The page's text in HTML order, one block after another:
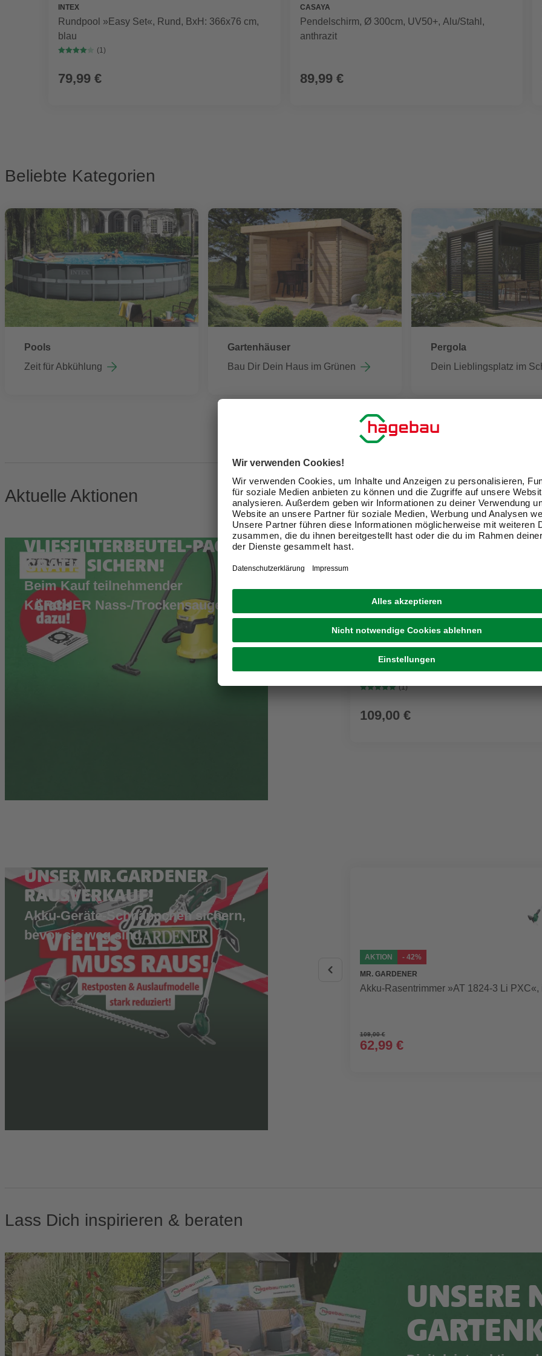
INTEX
Rundpool »Easy Set«, Rund, BxH: 366x76 cm,
blau
(1)
79,99 €
CASAYA
Pendelschirm, Ø 300cm, UV50+, Alu/Stahl,
anthrazit
89,99 €
Beliebte Kategorien
Pools
Zeit für Abkühlung
Gartenhäuser
Bau Dir Dein Haus im Grünen
Pergola
Dein Lieblingsplatz im
Aktuelle Aktionen
VLIESFILTERBEUTEL-PACK
GRATIS SICHERN!
Beim Kauf teilnehmender
KÄRCHER Nass-/Trockensauger
GRATIS ZUGABE
KÄRCHER
Nass-/Trockensauger WD 3 P V-17/4/20
Kunststoffbehälter
(1)
109,00 €
UNSER MR.GARDENER
RAUSVERKAUF!
Akku-Geräte-Schnäppchen sichern,
bevor sie weg sind
AKTION
- 42%
MR. GARDENER
Akku-Rasentrimmer »AT 1824-3 Li PXC«,
109,00 €
62,99 €
Lass Dich inspirieren & beraten
UNSERE